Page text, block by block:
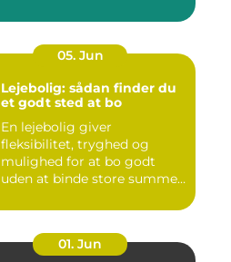
05. Jun
Lejebolig: sådan finder du
et godt sted at bo
En lejebolig giver
fleksibilitet, tryghed og
mulighed for at bo godt
uden at binde store summer
01. Jun